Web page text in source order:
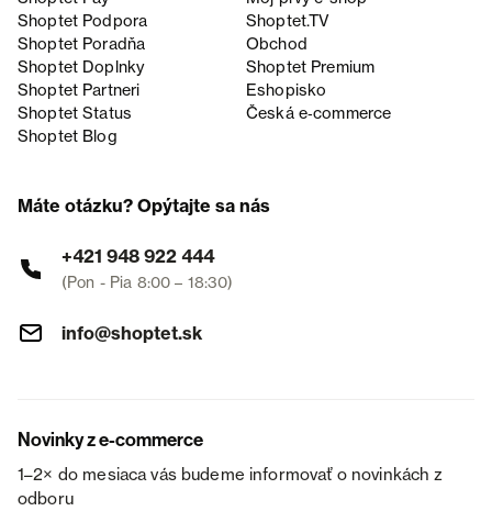
Shoptet Podpora
Shoptet.TV
Shoptet Poradňa
Obchod
Shoptet Doplnky
Shoptet Premium
Shoptet Partneri
Eshopisko
Shoptet Status
Česká e‑commerce
Shoptet Blog
Máte otázku? Opýtajte sa nás
+421 948 922 444
(Pon - Pia 8:00 – 18:30)
info@shoptet.sk
Novinky z e-commerce
1–2× do mesiaca vás budeme informovať o novinkách z
odboru